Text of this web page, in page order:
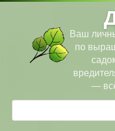
Перейти
Ваш
по
—
Поиск: